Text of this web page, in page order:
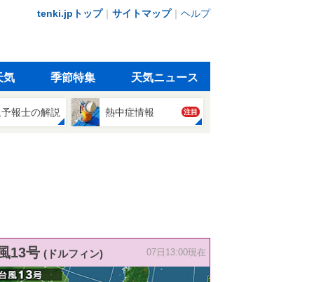
tenki.jpトップ｜ サイトマップ｜ ヘルプ
気 季節特集 天気ニュース
報士の解説 熱中症情報 注目
13号 (ドルフィン) 07日13:00現在